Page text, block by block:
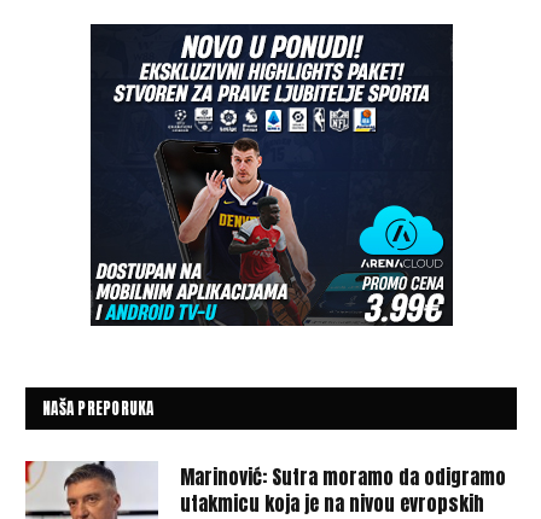
NAŠA PREPORUKA
Marinović: Sutra moramo da odigramo
utakmicu koja je na nivou evropskih